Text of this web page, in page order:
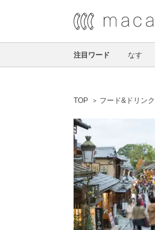
注目ワード なす
TOP フード&ドリンク